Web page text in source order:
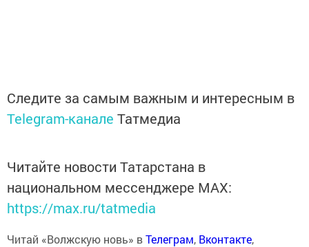
Следите за самым важным и интересным в
Telegram-канале Татмедиа
Читайте новости Татарстана в
национальном мессенджере MАХ:
https://max.ru/tatmedia
Читай «Волжскую новь» вТелеграм, Вконтакте,